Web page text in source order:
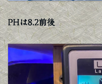
PHは8.2前後